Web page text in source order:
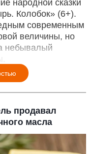
народной сказки
Колобок» (6+).
современным
величины, но
небывалый
продавал
масла